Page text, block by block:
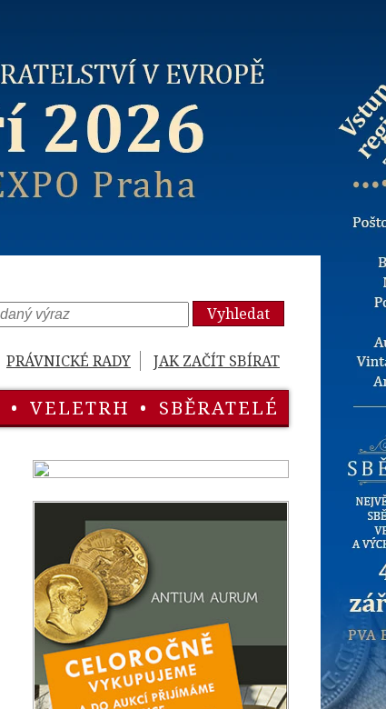
Vyhledat
PRÁVNICKÉ RADY JAK ZAČÍT SBÍRAT
• VELETRH • SBĚRATELÉ